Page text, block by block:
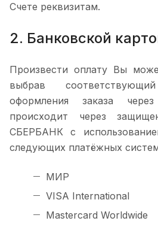
Счете реквизитам.
2. Банковской
Произвести оплату Вы
выбрав
оформления заказа
происходит через
СБЕРБАНК с
следующих платёжных
МИР
VISA International
Mastercard Worldwide